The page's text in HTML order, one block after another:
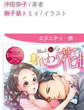
沖田弥子 / 著者
御子柴トミィ / イラスト
エタニティ・赤